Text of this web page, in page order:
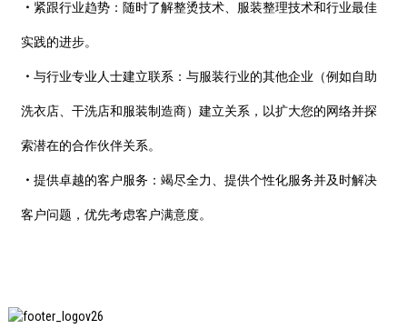
・ 紧跟行业趋势：随时了解整烫技术、服装整理技术和行业最佳
实践的进步。
・ 与行业专业人士建立联系：与服装行业的其他企业（例如自助
洗衣店、干洗店和服装制造商）建立关系，以扩大您的网络并探
索潜在的合作伙伴关系。
・ 提供卓越的客户服务：竭尽全力、提供个性化服务并及时解决
客户问题，优先考虑客户满意度。